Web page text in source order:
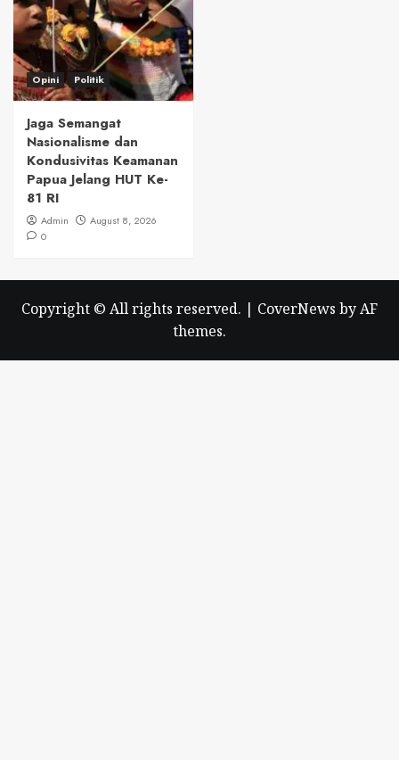
Opini Politik
Jaga Semangat
Nasionalisme dan
Kondusivitas Keamanan
Papua Jelang HUT Ke-
81 RI
Admin
August 8, 2026
0
Copyright © All rights reserved. | CoverNews by AF
themes.